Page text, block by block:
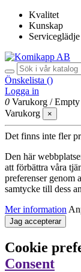
Kvalitet
Kunskap
Serviceglädje
Önskelista ()
Logga in
0 Varukorg /Empty
Varukorg
×
Det finns inte fler
Den här
att förbättra våra
preferenser genom
samtycke till dess
Mer information
Jag accepterar
Cookie
Consent